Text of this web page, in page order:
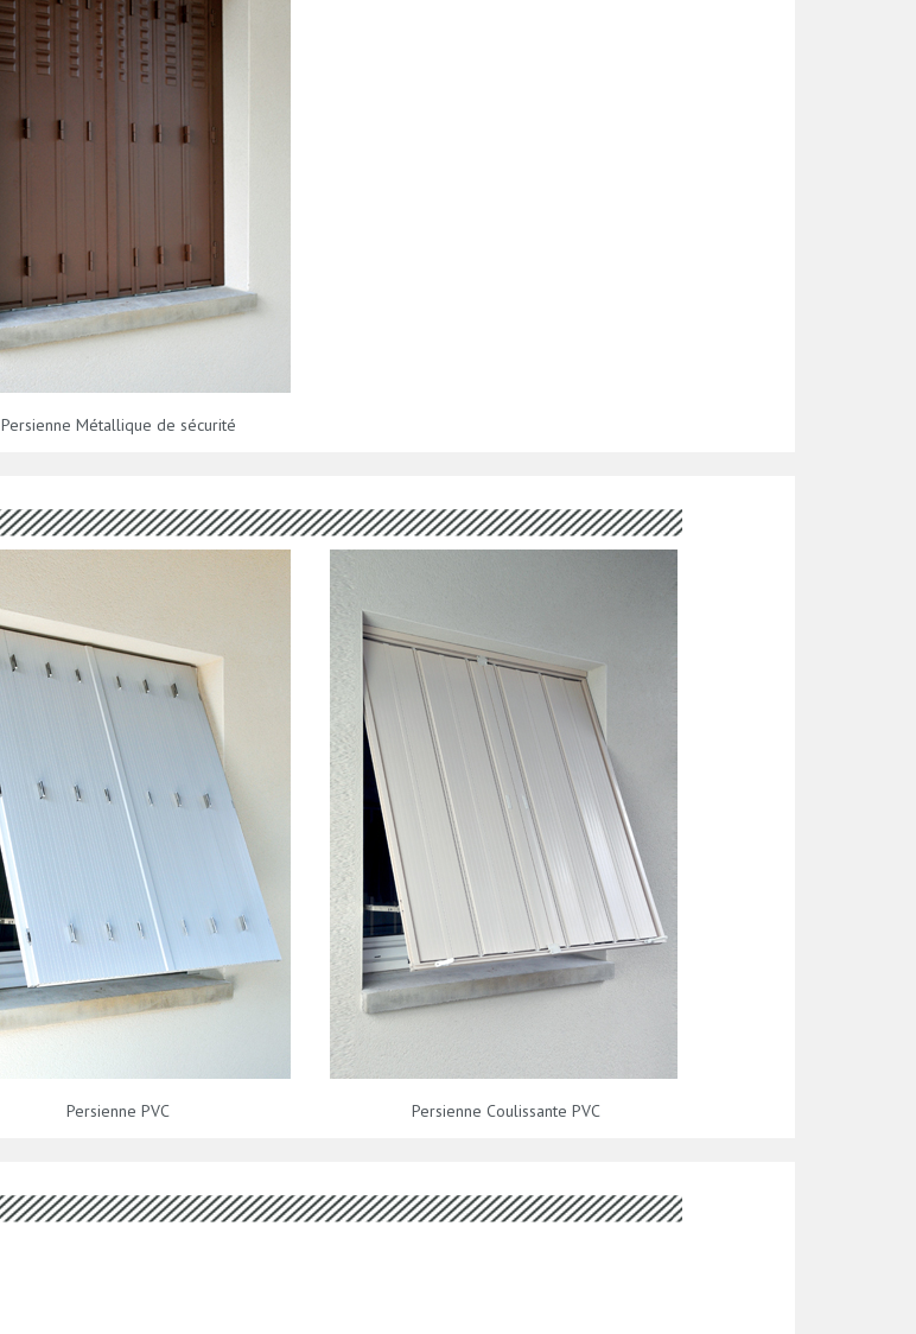
Persienne Métallique de sécurité
Persienne PVC Persienne Coulissante PVC